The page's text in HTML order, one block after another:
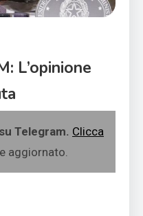
L’opinione
Telegram. Clicca
aggiornato.